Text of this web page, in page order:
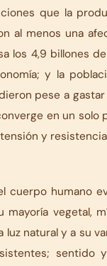
que la
al menos una
los 4,9 billones
y la
pese a
en un
y
cuerpo humano
vegetal,
luz natural y a su